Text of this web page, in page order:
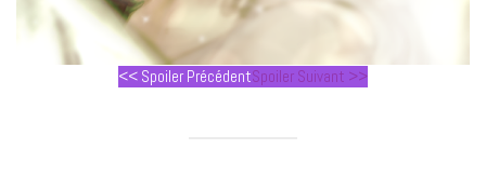
<< Spoiler PrécédentSpoiler Suivant >>